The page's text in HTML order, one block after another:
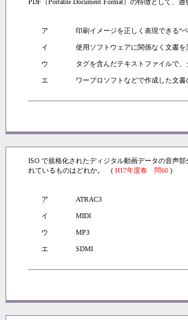
PDF（Portable Document Format）の特徴として、
ア 印刷イメージを正しく表現できる“
イ 使用ソフトウェアに関係なく文書
ウ タグを含んだテキストファイルで、
エ ワープロソフトなどで作成した文
ISO で規格化されたディジタル動画データの音声
れているものはどれか。 ( H17年度春 問60 )
ア ATRAC3
イ MIDI
ウ MP3
エ SDMI